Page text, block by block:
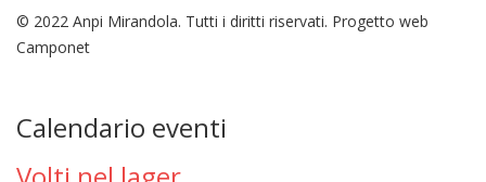
© 2022 Anpi Mirandola. Tutti i diritti riservati. Progetto web
Camponet
Calendario eventi